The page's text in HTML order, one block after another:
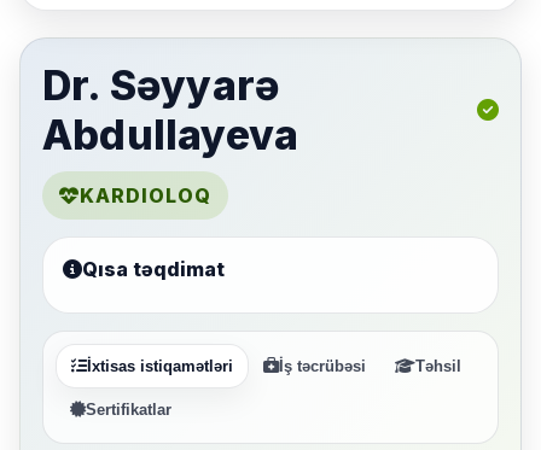
Dr. Səyyarə
Abdullayeva
KARDIOLOQ
Qısa təqdimat
İxtisas istiqamətləri İş təcrübəsi Təhsil
Sertifikatlar